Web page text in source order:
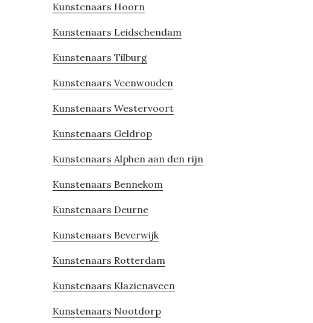
Kunstenaars Hoorn
Kunstenaars Leidschendam
Kunstenaars Tilburg
Kunstenaars Veenwouden
Kunstenaars Westervoort
Kunstenaars Geldrop
Kunstenaars Alphen aan den rijn
Kunstenaars Bennekom
Kunstenaars Deurne
Kunstenaars Beverwijk
Kunstenaars Rotterdam
Kunstenaars Klazienaveen
Kunstenaars Nootdorp